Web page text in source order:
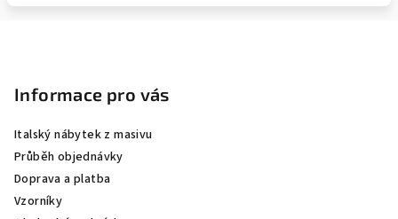
Informace pro vás
Italský nábytek z masivu
Průběh objednávky
Doprava a platba
Vzorníky